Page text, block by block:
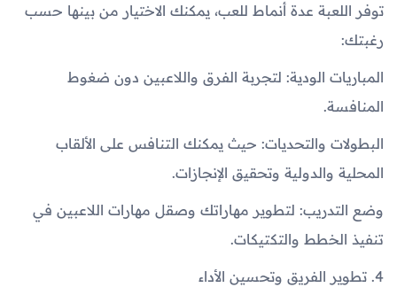
توفر اللعبة عدة أنماط للعب، يمكنك الاختيار من بينها حسب
رغبتك:
المباريات الودية: لتجربة الفرق واللاعبين دون ضغوط
المنافسة.
البطولات والتحديات: حيث يمكنك التنافس على الألقاب
المحلية والدولية وتحقيق الإنجازات.
وضع التدريب: لتطوير مهاراتك وصقل مهارات اللاعبين في
تنفيذ الخطط والتكتيكات.
4. تطوير الفريق وتحسين الأداء